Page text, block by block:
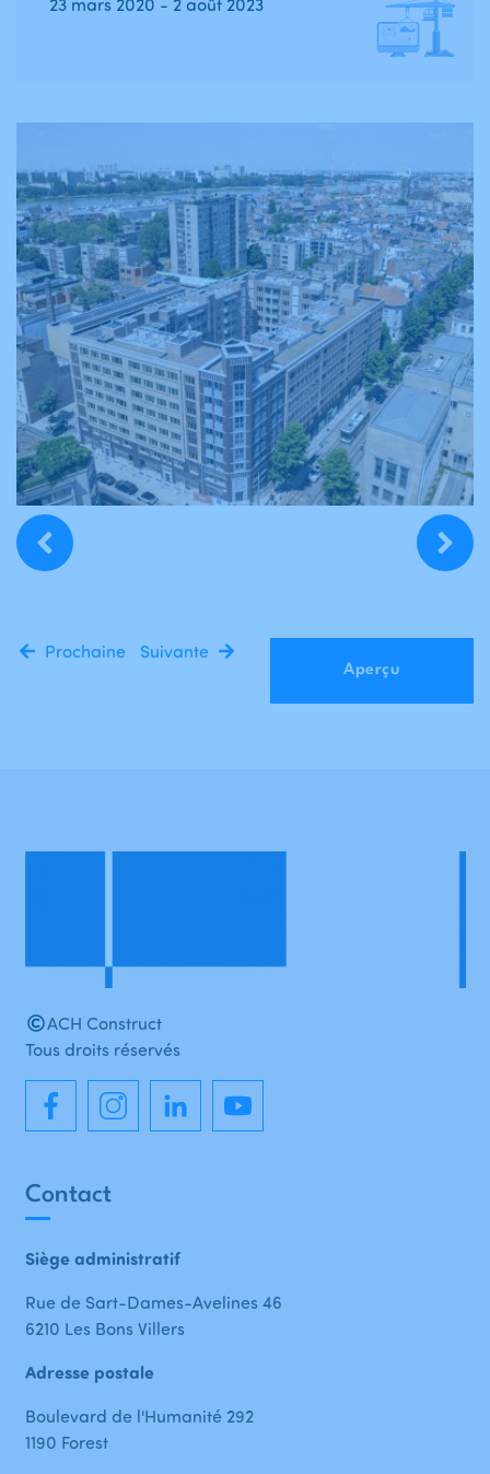
23 mars 2020 - 2 août 2023
Prochaine
Aperçu
Suivante
Contact
Siège administratif
Rue de Sart-Dames-Avelines 46
6210 Les Bons Villers
Adresse postale
Boulevard de l'Humanité 292
1190 Forest
ACH Construct
Tous droits réservés